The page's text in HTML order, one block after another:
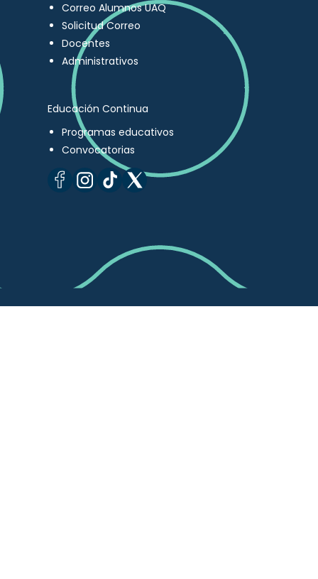
Correo Alumnos UAQ
Solicitud Correo
Docentes
Administrativos
Educación Continua
Programas educativos
Convocatorias